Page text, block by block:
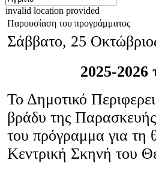
invalid location provided
Παρουσίαση του προγράμματος
Σάββατο, 25
2025-
Το Δημοτικό
βράδυ της
του πρόγραμμα για τη
Κεντρική Σκηνή του